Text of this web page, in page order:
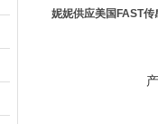
妮妮供应美国FAST传